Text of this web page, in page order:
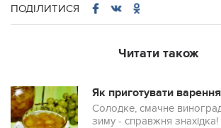
ПОДІЛИТИСЯ
Читати також
Як приготувати
Солодке, смачне
зиму - справжня знахідка!